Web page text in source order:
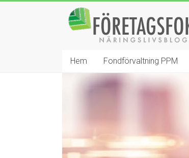
Företagsfokus
Näringslivsbloggen
Hem Fondförvaltning PPM